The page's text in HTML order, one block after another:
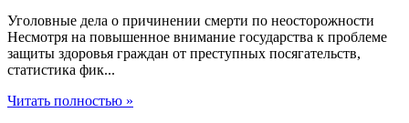
Уголовные дела о причинении смерти по неосторожности
Несмотря на повышенное внимание государства к проблеме
защиты здоровья граждан от преступных посягательств,
статистика фик...
Читать полностью »